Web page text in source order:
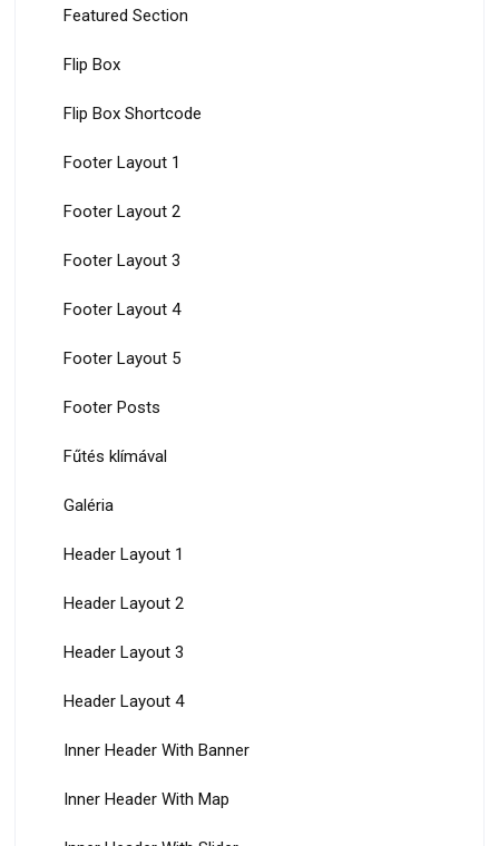
Featured Section
Flip Box
Flip Box Shortcode
Footer Layout 1
Footer Layout 2
Footer Layout 3
Footer Layout 4
Footer Layout 5
Footer Posts
Fűtés klímával
Galéria
Header Layout 1
Header Layout 2
Header Layout 3
Header Layout 4
Inner Header With Banner
Inner Header With Map